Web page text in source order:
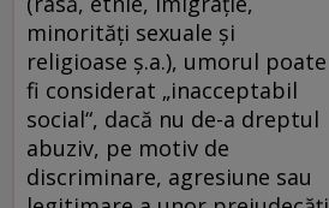
minorități sexuale și
religioase ș.a.), umorul poate
fi considerat „inacceptabil
social“, dacă nu de-a dreptul
abuziv, pe motiv de
discriminare, agresiune sau